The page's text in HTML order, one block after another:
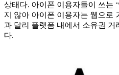
상태다. 아이폰 이용자들이 쓰는
지 않아 아이폰 이용자는 웹으로
과 달리 플랫폼 내에서 소유권 거
다.